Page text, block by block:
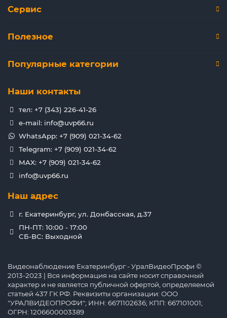
Сервис
Полезное
Популярные категории
Наши контакты
тел: +7 (343) 226-41-26
e-mail: info@uvp66.ru
WhatsApp: +7 (909) 021-34-62
Telegram: +7 (909) 021-34-62
MAX: +7 (909) 021-34-62
info@uvp66.ru
Наш адрес
г. Екатеринбург, ул. Донбасская, д.37
ПН-ПТ: 10:00 - 17:00
СБ-ВС: Выходной
Видеонаблюдение Екатеринбург - УралВидеоПрофи ©
2013-2023 | Вся информация на сайте носит справочный
характер и не является публичной офертой, определяемой
статьей 437 ГК РФ. Реквизиты организации: ООО
"УРАЛВИДЕОПРОФИ"; ИНН: 6671102636; КПП: 667101001;
ОГРН: 1206600003389